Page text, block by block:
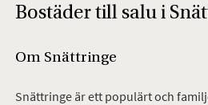
Bostäder till salu i
Om Snättringe
Snättringe är ett populärt och